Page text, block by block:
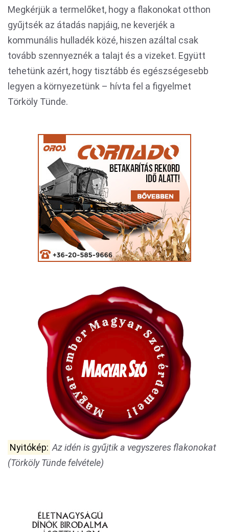
Megkérjük a termelőket, hogy a flakonokat otthon
gyűjtsék az átadás napjáig, ne keverjék a
kommunális hulladék közé, hiszen azáltal csak
tovább szennyeznék a talajt és a vizeket. Együtt
tehetünk azért, hogy tisztább és egészségesebb
legyen a környezetünk – hívta fel a figyelmet
Törköly Tünde.
Nyitókép: Az idén is gyűjtik a vegyszeres flakonokat
(Törköly Tünde felvétele)